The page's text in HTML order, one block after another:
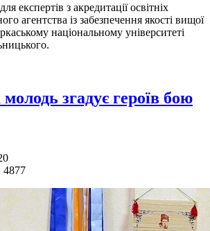
експертів з акредитації освітніх
агентства із забезпечення якості вищої
національному університеті
згадує героїв бою
4877